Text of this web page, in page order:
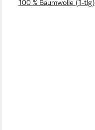
100 % Baumwolle (1-tlg)